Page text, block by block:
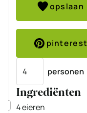
opslaan
pinterest
personen
Ingrediënten
▢
4eieren